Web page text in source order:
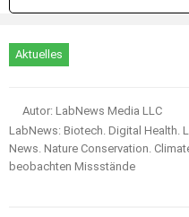
Aktuelles
Autor: LabNews Media LLC
LabNews: Biotech. Digital Health.
News. Nature Conservation.
beobachten Missstände